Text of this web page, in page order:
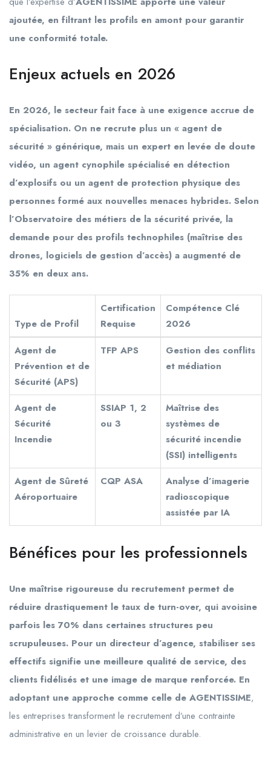
ajoutée, en filtrant les profils en amont pour garantir
une conformité totale.
Enjeux actuels en 2026
En 2026, le secteur fait face à une exigence accrue de
spécialisation. On ne recrute plus un « agent de
sécurité » générique, mais un expert en levée de doute
vidéo, un agent cynophile spécialisé en détection
d’explosifs ou un agent de protection physique des
personnes formé aux nouvelles menaces hybrides. Selon
l’Observatoire des métiers de la sécurité privée, la
demande pour des profils technophiles (maîtrise des
drones, logiciels de gestion d’accès) a augmenté de
35% en deux ans.
Type de Profil
Certification
Requise
Compétence Clé
2026
Agent de
Prévention et de
Sécurité (APS)
TFP APS
Gestion des conflits
et médiation
Agent de
Sécurité
Incendie
SSIAP 1, 2
ou 3
Maîtrise des
systèmes de
sécurité incendie
(SSI) intelligents
Agent de Sûreté
Aéroportuaire
CQP ASA
Analyse d’imagerie
radioscopique
assistée par IA
Bénéfices pour les professionnels
Une maîtrise rigoureuse du recrutement permet de
réduire drastiquement le taux de turn-over, qui avoisine
parfois les 70% dans certaines structures peu
scrupuleuses. Pour un directeur d’agence, stabiliser ses
effectifs signifie une meilleure qualité de service, des
clients fidélisés et une image de marque renforcée. En
adoptant une approche comme celle de AGENTISSIME,
les entreprises transforment le recrutement d’une contrainte
administrative en un levier de croissance durable.